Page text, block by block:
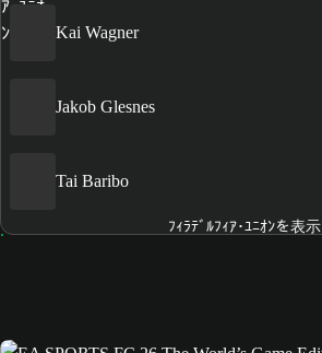
Kai Wagner
Jakob Glesnes
Tai Baribo
ﾌｨﾗﾃﾞﾙﾌｨｱ･ﾕﾆｵﾝを表示